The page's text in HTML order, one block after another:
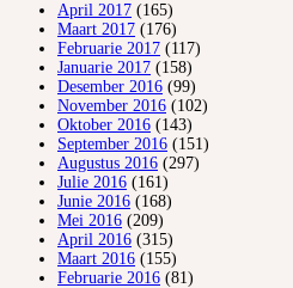
April 2017 (165)
Maart 2017 (176)
Februarie 2017 (117)
Januarie 2017 (158)
Desember 2016 (99)
November 2016 (102)
Oktober 2016 (143)
September 2016 (151)
Augustus 2016 (297)
Julie 2016 (161)
Junie 2016 (168)
Mei 2016 (209)
April 2016 (315)
Maart 2016 (155)
Februarie 2016 (81)